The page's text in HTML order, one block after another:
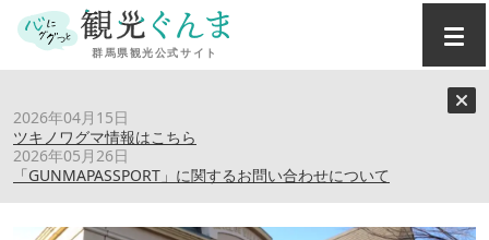
2026年04月15日
ツキノワグマ情報はこちら
2026年05月26日
「GUNMAPASSPORT」に関するお問い合わせについて
日本シャンソン館